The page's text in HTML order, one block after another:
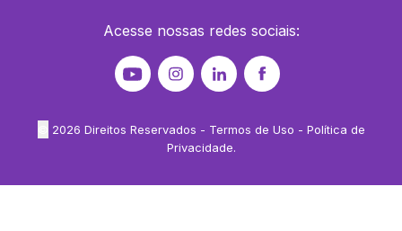
Acesse nossas redes sociais:
2026 Direitos Reservados - Termos de Uso - Política de
Privacidade.